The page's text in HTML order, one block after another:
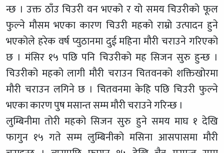
न्छ । उक्त ठाँउ चिउरी वन भएको र यो समय चिउरीको फूल
फुल्ने मौसम भएका कारण चिउरी महको राम्रो उत्पादन हुने
भएकोले हरेक वर्ष प्युठानमा दुई महिना मौरी चराउने गरिएको
छ । मंसिर १५ पछि पनि चिउरीको मह सिजन सुरु हुन्छ ।
चिउरीको महको लागी मौरी चराउन चितवनको शक्तिखोरमा
मौरी चराउन लगिने छ । चितवनमा केहि पछि चिउरी फुल्ने
भएका कारण पुष मसान्त सम्म मौरी चराउने गरिन्छ ।
लुम्बिनीमा तोरी महको सिजन सुरु हुने समय माघ १ देखि
फागुन १५ गते सम्म लुम्बिनीको मसिना आसपासमा मौरी